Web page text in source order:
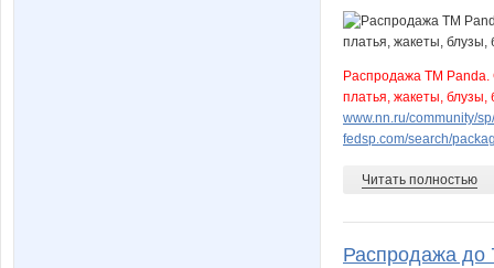
Распродажа ТМ Panda.
платья, жакеты,
www.nn.ru/community/
fedsp.com/search/
Читать полностью
Распродажа до